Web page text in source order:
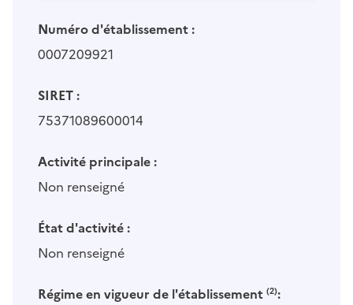
Numéro d'établissement :
0007209921
SIRET :
75371089600014
Activité principale :
Non renseigné
État d'activité :
Non renseigné
Régime en vigueur de l'établissement (2):